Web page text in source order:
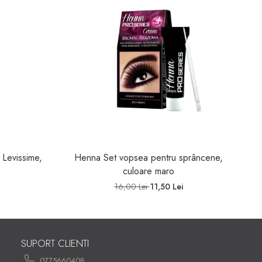
Henna Set vopsea pentru sprâncene,
culoare maro
16,00 Lei11,50 Lei
SUPORT CLIENTI